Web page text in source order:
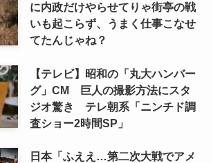
に内政だけやらせてりゃ街亭の戦
いも起こらず、うまく仕事こなせ
てたんじゃね？
【テレビ】昭和の「丸大ハンバー
グ」CM 巨人の撮影方法にスタ
ジオ驚き テレ朝系「ニンチド調
査ショー2時間SP」
日本「ふええ…第二次大戦でアメ